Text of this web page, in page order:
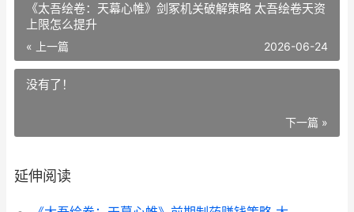
《太吾绘卷：天幕心帷》剑冢机关破解策略 太吾绘卷天资
上限怎么提升
« 上一篇 2026-06-24
没有了！
下一篇 »
延伸阅读